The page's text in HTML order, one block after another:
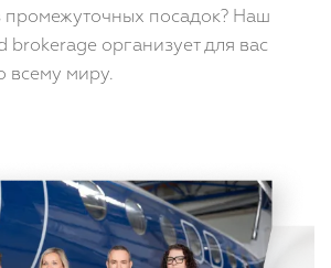
промежуточных посадок? Наш
brokerage организует для вас
всему миру.